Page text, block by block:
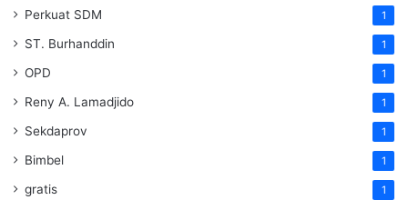
Perkuat SDM 1
ST. Burhanddin 1
OPD 1
Reny A. Lamadjido 1
Sekdaprov 1
Bimbel 1
gratis 1